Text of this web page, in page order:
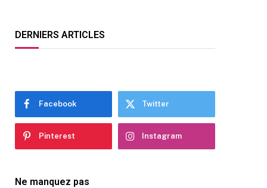
DERNIERS ARTICLES
Facebook Twitter
Pinterest Instagram
Ne manquez pas